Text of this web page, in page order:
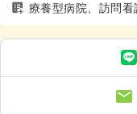
療養型病院、訪問
設、車通勤可（駐